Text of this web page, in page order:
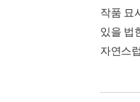
작품 묘
있을 법
자연스